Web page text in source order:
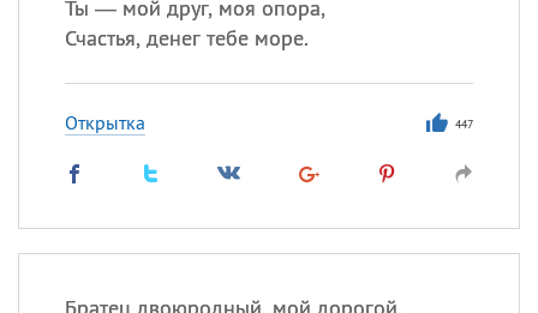
Ты — мой друг, моя опора,
Счастья, денег тебе море.
Открытка 447